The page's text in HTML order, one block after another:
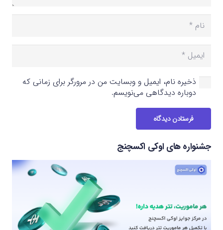
ذخیره نام، ایمیل و وبسایت من در مرورگر برای زمانی که
دوباره دیدگاهی می‌نویسم.
فرستادن دیدگاه
جشنواره های اوکی اکسچنج